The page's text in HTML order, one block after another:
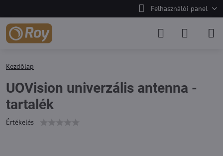
Felhasználói panel
Kezdőlap
UOVision univerzális antenna -
tartalék
Értékelés